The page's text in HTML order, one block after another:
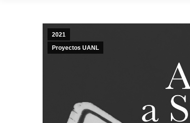
2021
Proyectos UANL